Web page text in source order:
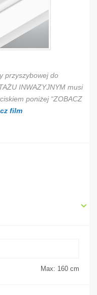
przyszybowej do
INWAZYJNYM musi
poniżej “ZOBACZ
film
Max: 160 cm